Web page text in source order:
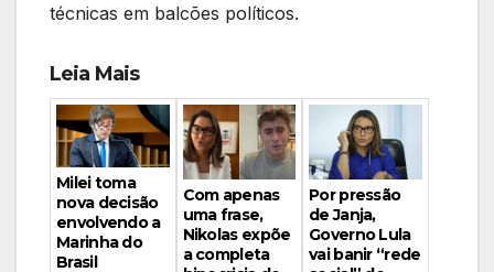
técnicas em balcões políticos.
Leia Mais
Milei toma
nova decisão
envolvendo a
Marinha do
Brasil
Com apenas
uma frase,
Nikolas expõe
a completa
Por pressão
de Janja,
Governo Lula
vai banir “rede